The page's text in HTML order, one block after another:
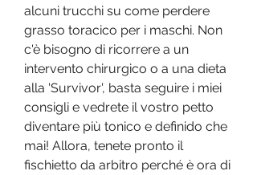
alcuni trucchi su come perdere
grasso toracico per i maschi. Non
c'è bisogno di ricorrere a un
intervento chirurgico o a una dieta
alla 'Survivor', basta seguire i miei
consigli e vedrete il vostro petto
diventare più tonico e definido che
mai! Allora, tenete pronto il
fischietto da arbitro perché è ora di